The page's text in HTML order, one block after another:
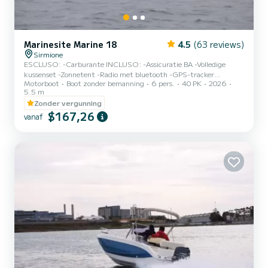
Marinesite Marine 18 4.5 (63 reviews)
Sirmione
ESCLUSO: -Carburante INCLUSO: -Assicuratie BA -Volledige
kussenset -Zonnetent -Radio met bluetooth -GPS-tracker
KENMERKEN: Afmetingen: 5,50 x 2 m Capaciteit: 6 personen
(500 kg) Motor: Suzuki DF40 BORG: €300 IN CONTANTEN (voor
schroef) Honden zijn toegestaan aan boord. Een geldig
identiteitsbewijs is vereist. Passagiers worden verzocht om
minstens 10 minuten voor de instaptijd aanwezig te zijn.
Motorboot Boot zonder bemanning 6 pers. 40 PK
2026
5.5 m
Zonder vergunning
vanaf $167,26